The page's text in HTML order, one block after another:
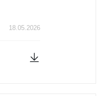
18.05.2026